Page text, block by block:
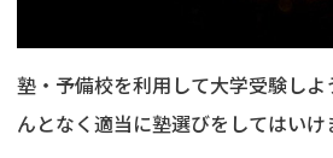
塾・予備校を利用して大学受験し
んとなく適当に塾選びをしてはいけ